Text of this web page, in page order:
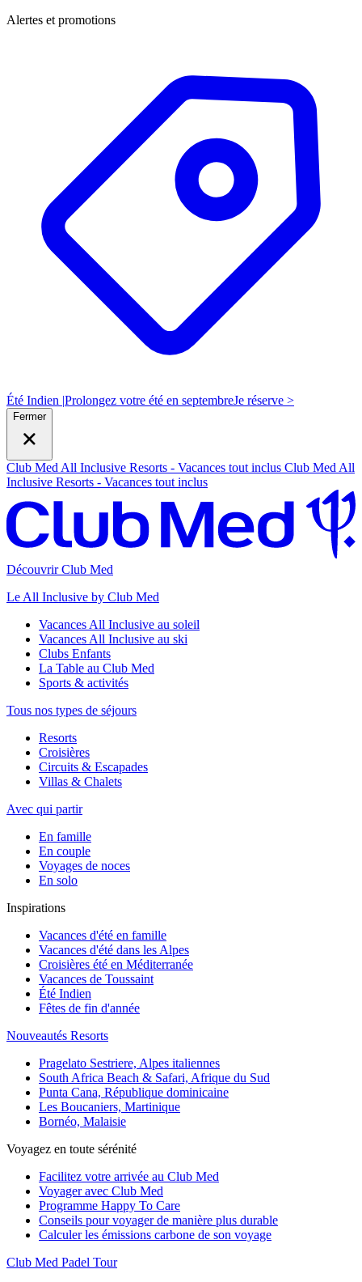
Alertes et promotions
Été Indien |Prolongez votre été en septembreJe réserve >
Fermer
Club Med All Inclusive Resorts - Vacances tout inclus Club Med All
Inclusive Resorts - Vacances tout inclus
Découvrir Club Med
Le All Inclusive by Club Med
Vacances All Inclusive au soleil
Vacances All Inclusive au ski
Clubs Enfants
La Table au Club Med
Sports & activités
Tous nos types de séjours
Resorts
Croisières
Circuits & Escapades
Villas & Chalets
Avec qui partir
En famille
En couple
Voyages de noces
En solo
Inspirations
Vacances d'été en famille
Vacances d'été dans les Alpes
Croisières été en Méditerranée
Vacances de Toussaint
Été Indien
Fêtes de fin d'année
Nouveautés Resorts
Pragelato Sestriere, Alpes italiennes
South Africa Beach & Safari, Afrique du Sud
Punta Cana, République dominicaine
Les Boucaniers, Martinique
Bornéo, Malaisie
Voyagez en toute sérénité
Facilitez votre arrivée au Club Med
Voyager avec Club Med
Programme Happy To Care
Conseils pour voyager de manière plus durable
Calculer les émissions carbone de son voyage
Club Med Padel Tour